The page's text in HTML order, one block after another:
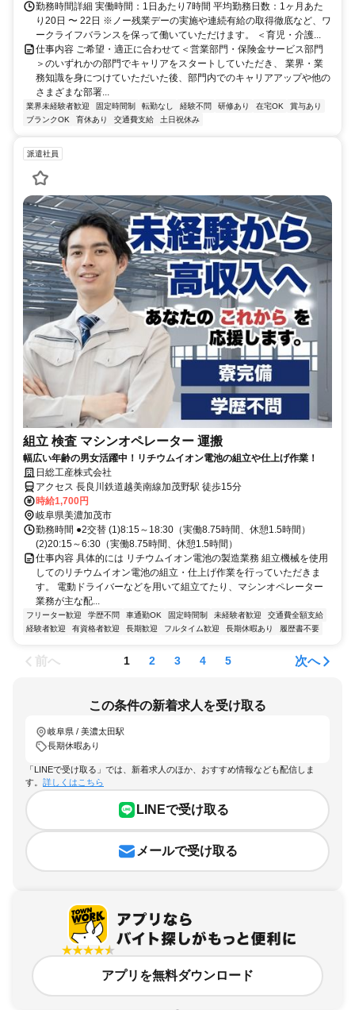
勤務時間詳細 実働時間：1日あたり7時間 平均勤務日数：1ヶ月あた
り20日 〜 22日 ※ノー残業デーの実施や連続有給の取得徹底など、ワ
ークライフバランスを保って働いていただけます。 ＜育児・介護...
仕事内容 ご希望・適正に合わせて＜営業部門・保険金サービス部門
＞のいずれかの部門でキャリアをスタートしていただき、 業界・業
務知識を身につけていただいた後、部門内でのキャリアアップや他の
さまざまな部署...
業界未経験者歓迎 固定時間制 転勤なし 経験不問 研修あり 在宅OK
賞与あり
ブランクOK
育休あり 交通費支給 土日祝休み
派遣社員
組立 検査 マシンオペレーター 運搬
幅広い年齢の男女活躍中！リチウムイオン電池の組立や仕上げ作業！
日総工産株式会社
アクセス 長良川鉄道越美南線加茂野駅 徒歩15分
時給1,700円
岐阜県美濃加茂市
勤務時間 ●2交替 (1)8:15～18:30（実働8.75時間、休憩1.5時間）
(2)20:15～6:30（実働8.75時間、休憩1.5時間）
仕事内容 具体的には リチウムイオン電池の製造業務 組立機械を使用
してのリチウムイオン電池の組立・仕上げ作業を行っていただきま
す。 電動ドライバーなどを用いて組立てたり、マシンオペレーター
業務が主な配...
フリーター歓迎 学歴不問 車通勤OK 固定時間制 未経験者歓迎
交通費全額支給
経験者歓迎
有資格者歓迎 長期歓迎 フルタイム歓迎 長期休暇あり 履歴書不要
前へ 1 2 3 4 5 次へ
この条件の新着求人を受け取る
岐阜県 / 美濃太田駅
長期休暇あり
「LINEで受け取る」では、新着求人のほか、おすすめ情報なども配信しま
す。 詳しくはこちら
LINEで受け取る
メールで受け取る
アプリを無料ダウンロード